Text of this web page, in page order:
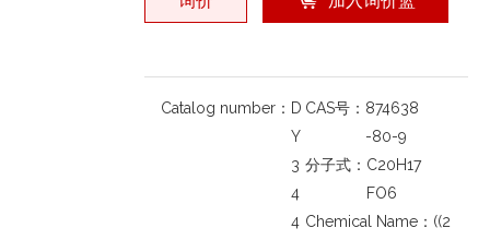
Catalog number： D
Y
3
4
4
CAS号： 874638
-80-9
分子式： C20H17
FO6
Chemical Name： ((2